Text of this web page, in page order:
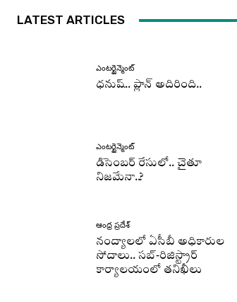
LATEST ARTICLES
ఎంటర్టైన్మెంట్
ధనుష్‌.. ప్లాన్ అదిరింది..
ఎంటర్టైన్మెంట్
డిసెంబర్ రేసులో.. చైతూ
నిజమేనా..?
ఆంధ్ర ప్రదేశ్
నంద్యాలలో ఏసీబీ అధికారుల
సోదాలు.. సబ్-రిజిస్ట్రార్
కార్యాలయంలో తనిఖీలు